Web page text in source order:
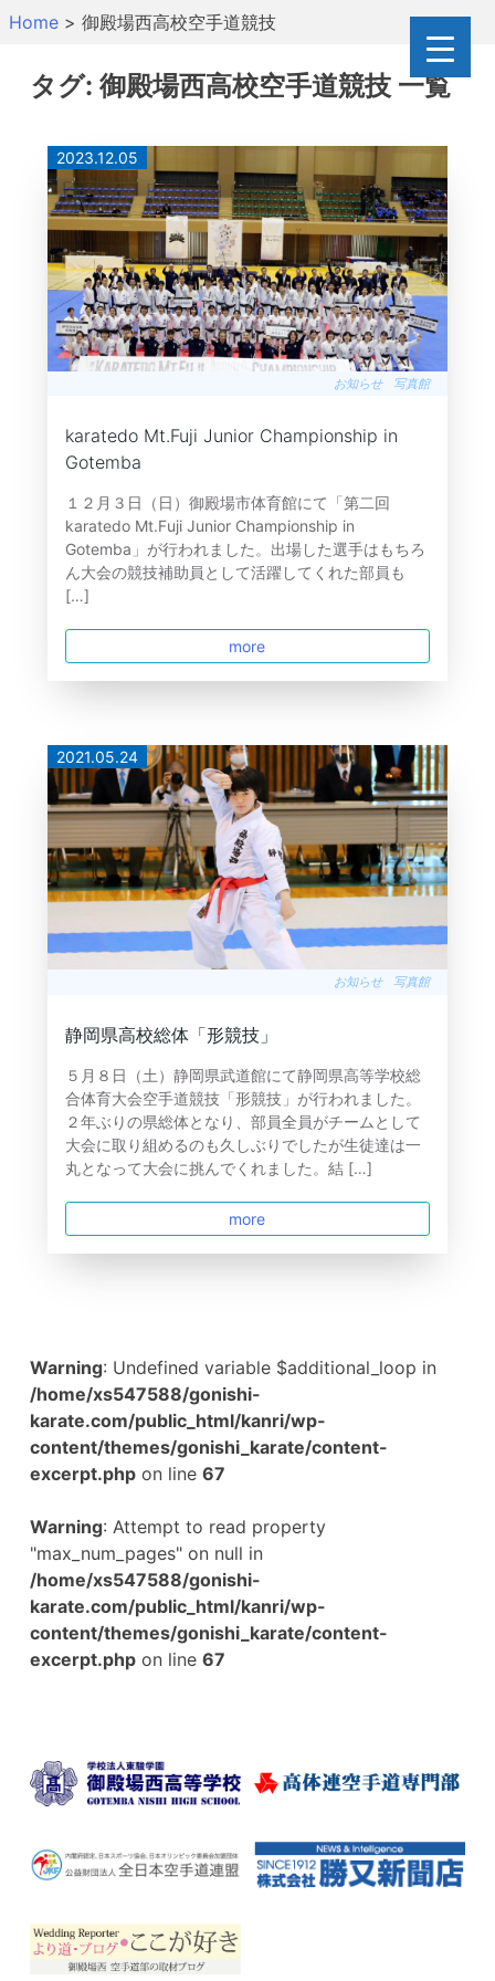
SkipHome > 御殿場西高校空手道競技
タグ: 御殿場西高校空手道競技一覧
2023.12.05
お知らせ 写真館
karatedo Mt.Fuji Junior Championship in
Gotemba
１２月３日（日）御殿場市体育館にて「第二回
karatedo Mt.Fuji Junior Championship in
Gotemba」が行われました。出場した選手はもちろ
ん大会の競技補助員として活躍してくれた部員も
[…]
more
2021.05.24
お知らせ 写真館
静岡県高校総体「形競技」
５月８日（土）静岡県武道館にて静岡県高等学校総
合体育大会空手道競技「形競技」が行われました。
２年ぶりの県総体となり、部員全員がチームとして
大会に取り組めるのも久しぶりでしたが生徒達は一
丸となって大会に挑んでくれました。結 […]
more
Warning: Undefined variable $additional_loop in
/home/xs547588/gonishi-
karate.com/public_html/kanri/wp-
content/themes/gonishi_karate/content-
excerpt.phpon line 67
Warning: Attempt to read property
"max_num_pages" on null in
/home/xs547588/gonishi-
karate.com/public_html/kanri/wp-
content/themes/gonishi_karate/content-
excerpt.phpon line 67